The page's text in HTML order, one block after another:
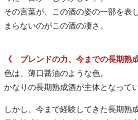
その言葉が、この酒の姿の一部を表
まらないのがこの酒の凄さ。
《 ブレンドの力、今までの長期熟
色は、薄口醤油のような色。
かなりの長期熟成酒が主体となって
しかし、今まで経験してきた長期熟